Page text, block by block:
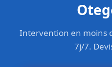
Intervention en moins
7j/7.